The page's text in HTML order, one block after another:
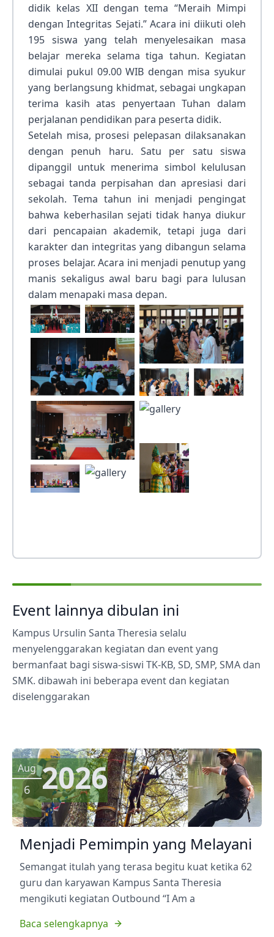
didik kelas XII dengan tema “Meraih Mimpi
dengan Integritas Sejati.” Acara ini diikuti oleh
195 siswa yang telah menyelesaikan masa
belajar mereka selama tiga tahun. Kegiatan
dimulai pukul 09.00 WIB dengan misa syukur
yang berlangsung khidmat, sebagai ungkapan
terima kasih atas penyertaan Tuhan dalam
perjalanan pendidikan para peserta didik.
Setelah misa, prosesi pelepasan dilaksanakan
dengan penuh haru. Satu per satu siswa
dipanggil untuk menerima simbol kelulusan
sebagai tanda perpisahan dan apresiasi dari
sekolah. Tema tahun ini menjadi pengingat
bahwa keberhasilan sejati tidak hanya diukur
dari pencapaian akademik, tetapi juga dari
karakter dan integritas yang dibangun selama
proses belajar. Acara ini menjadi penutup yang
manis sekaligus awal baru bagi para lulusan
dalam menapaki masa depan.
Event lainnya dibulan ini
Kampus Ursulin Santa Theresia selalu
menyelenggarakan kegiatan dan event yang
bermanfaat bagi siswa-siswi TK-KB, SD, SMP, SMA dan
SMK. dibawah ini beberapa event dan kegiatan
diselenggarakan
Aug
6 2026
Menjadi Pemimpin yang Melayani
Semangat itulah yang terasa begitu kuat ketika 62
guru dan karyawan Kampus Santa Theresia
mengikuti kegiatan Outbound “I Am a
Baca selengkapnya